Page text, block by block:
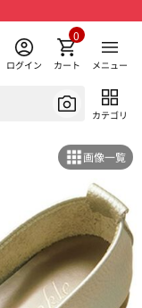
ログイン カート
0
メニュー
カテゴリ
画像一覧